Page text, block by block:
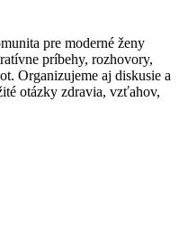
pre moderné ženy
príbehy, rozhovory,
Organizujeme aj diskusie a
otázky zdravia, vzťahov,